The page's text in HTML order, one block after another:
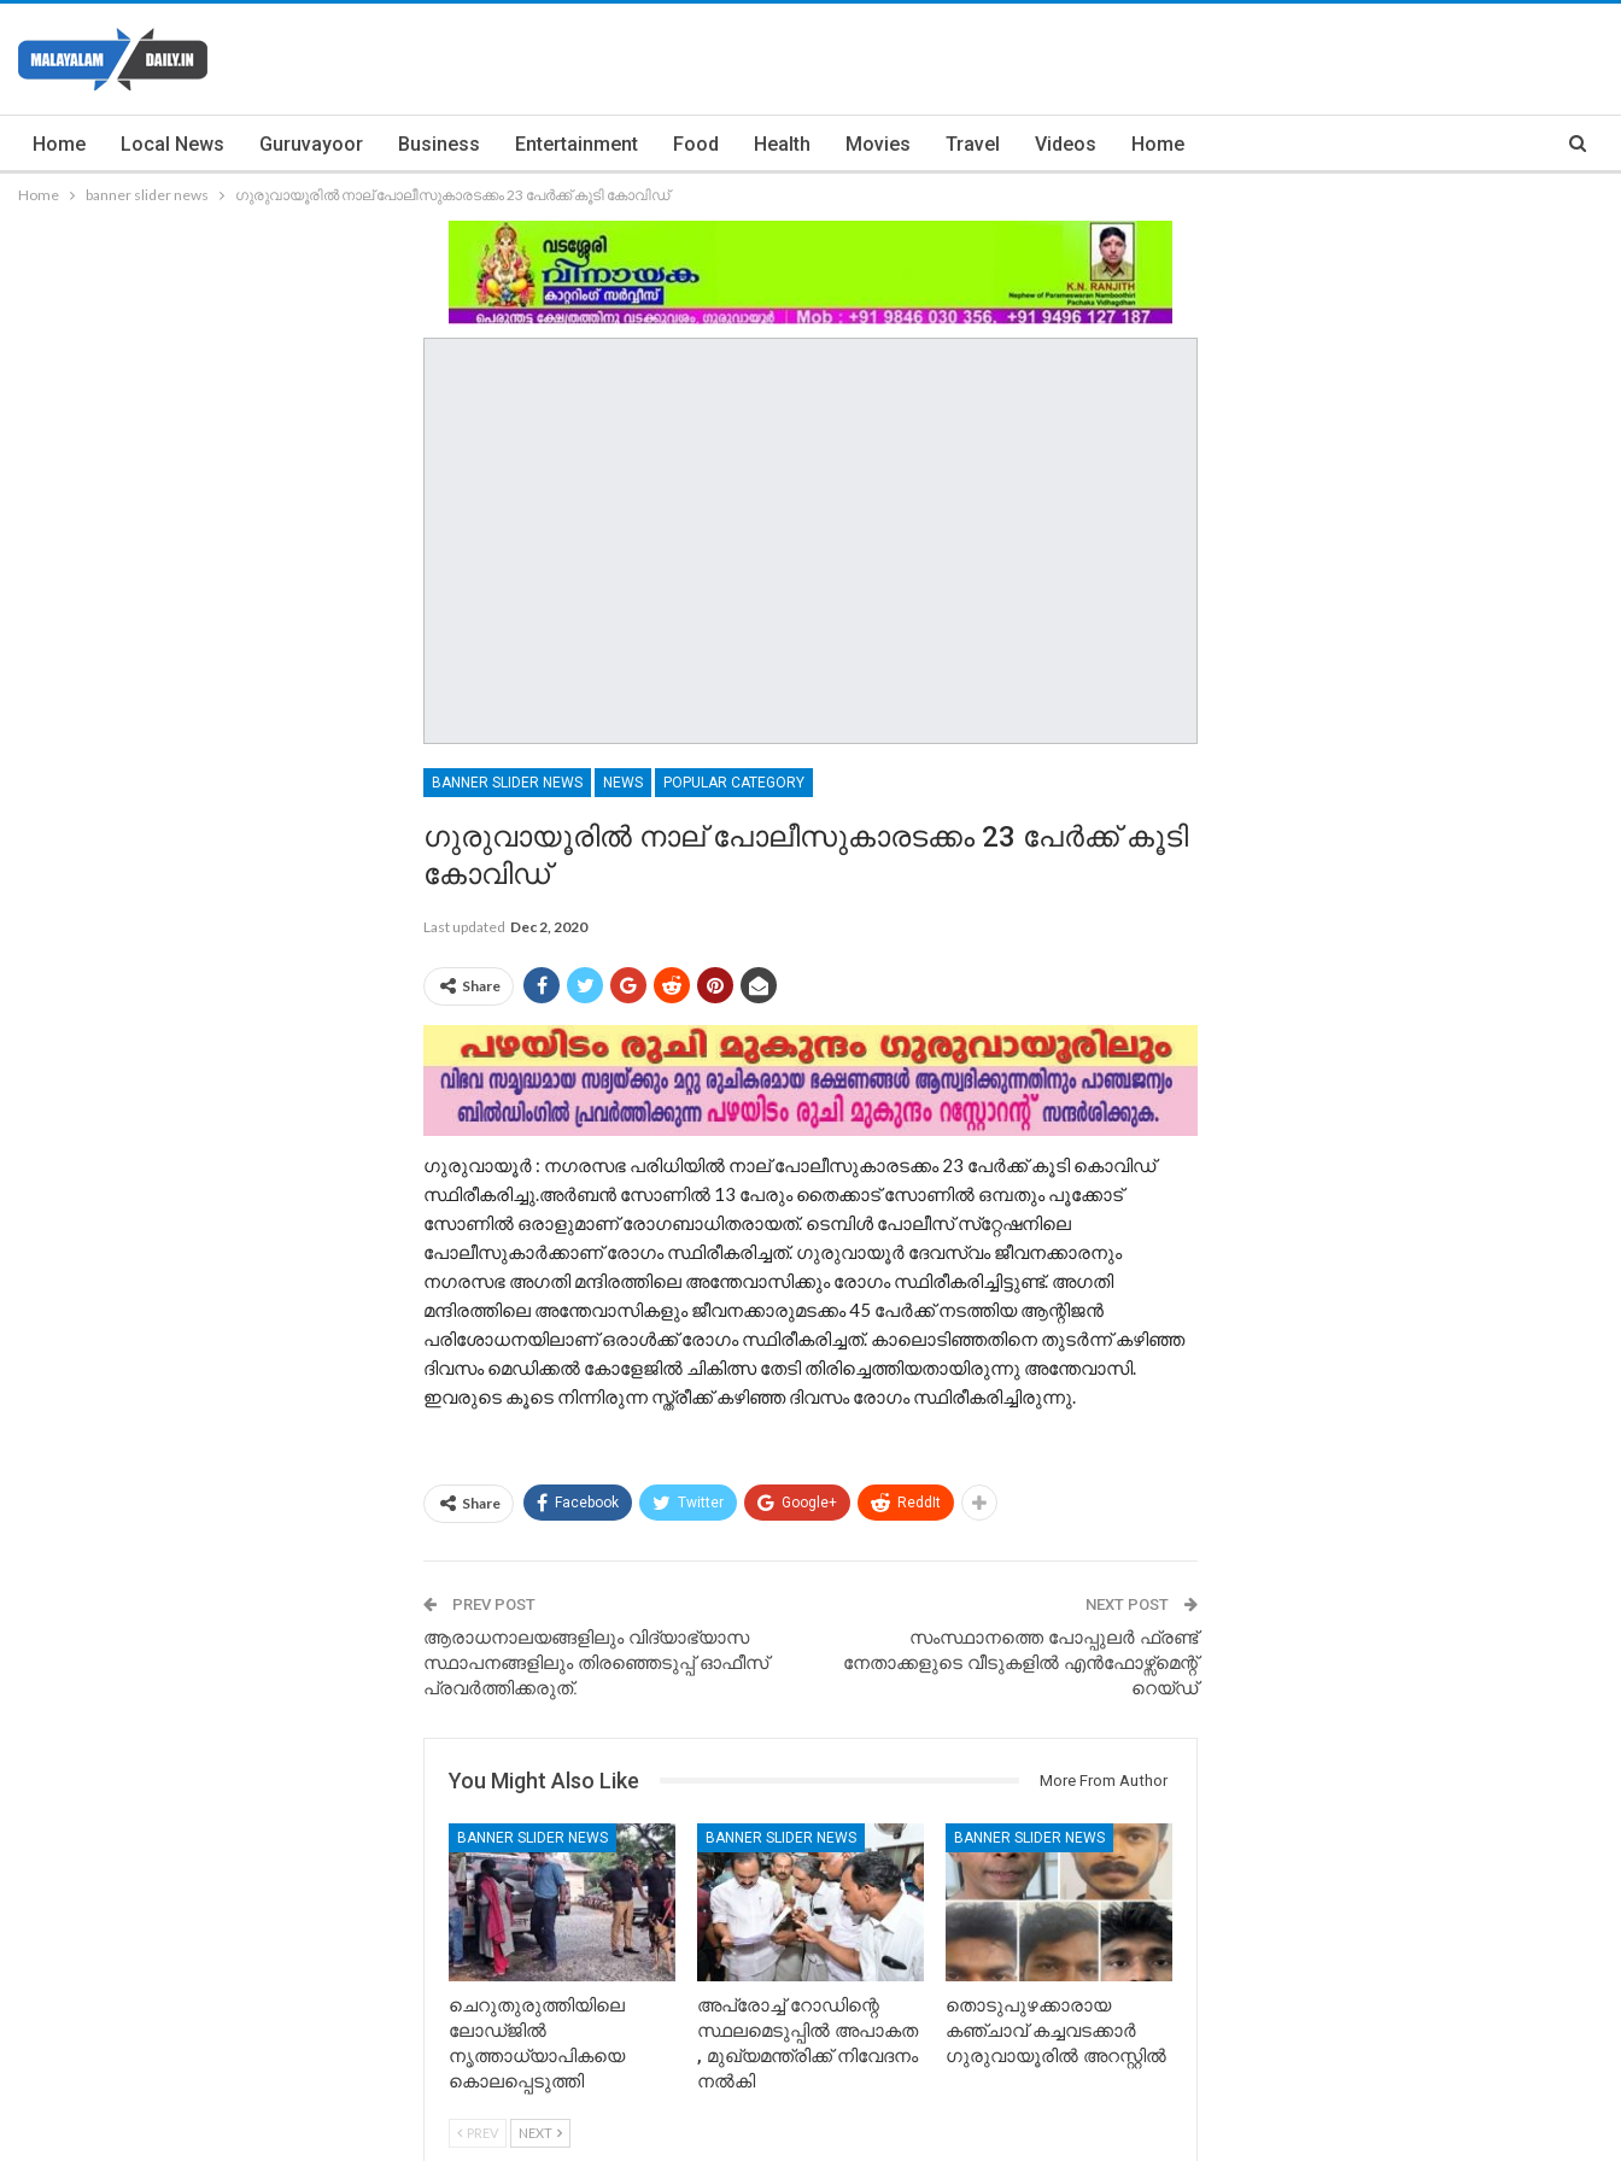
Home Local News Guruvayoor Business Entertainment Food Health Movies Travel Videos Home
Home banner slider news ഗുരുവായൂരിൽ നാല് പോലീസുകാരടക്കം 23 പേർക്ക് കൂടി കോവിഡ്
BANNER SLIDER NEWS NEWS POPULAR CATEGORY
ഗുരുവായൂരിൽ നാല് പോലീസുകാരടക്കം 23 പേർക്ക് കൂടി
കോവിഡ്
Last updated Dec 2, 2020
Share
ഗുരുവായൂര്‍ : നഗരസഭ പരിധിയില്‍ നാല് പോലീസുകാരടക്കം 23 പേര്‍ക്ക് കൂടി കൊവിഡ്
സ്ഥിരീകരിച്ചു.അര്‍ബന്‍ സോണില്‍ 13 പേരും തൈക്കാട് സോണില്‍ ഒമ്പതും പൂക്കോട്
സോണില്‍ ഒരാളുമാണ് രോഗബാധിതരായത്. ടെമ്പിള്‍ പോലീസ് സ്‌റ്റേഷനിലെ
പോലീസുകാര്‍ക്കാണ് രോഗം സ്ഥിരീകരിച്ചത്. ഗുരുവായൂര്‍ ദേവസ്വം ജീവനക്കാരനും
നഗരസഭ അഗതി മന്ദിരത്തിലെ അന്തേവാസിക്കും രോഗം സ്ഥിരീകരിച്ചിട്ടുണ്ട്. അഗതി
മന്ദിരത്തിലെ അന്തേവാസികളും ജീവനക്കാരുമടക്കം 45 പേര്‍ക്ക് നടത്തിയ ആന്റിജന്‍
പരിശോധനയിലാണ് ഒരാള്‍ക്ക് രോഗം സ്ഥിരീകരിച്ചത്. കാലൊടിഞ്ഞതിനെ തുടര്‍ന്ന് കഴിഞ്ഞ
ദിവസം മെഡിക്കല്‍ കോളേജില്‍ ചികിത്സ തേടി തിരിച്ചെത്തിയതായിരുന്നു അന്തേവാസി.
ഇവരുടെ കൂടെ നിന്നിരുന്ന സ്ത്രീക്ക് കഴിഞ്ഞ ദിവസം രോഗം സ്ഥിരീകരിച്ചിരുന്നു.
Share Facebook Twitter Google+ ReddIt
PREV POST
ആരാധനാലയങ്ങളിലും വിദ്യാഭ്യാസ
സ്ഥാപനങ്ങളിലും തിരഞ്ഞെടുപ്പ് ഓഫീസ്
പ്രവർത്തിക്കരുത്.
NEXT POST
സംസ്ഥാനത്തെ പോപ്പുലർ ഫ്രണ്ട്
നേതാക്കളുടെ വീടുകളിൽ എൻഫോഴ്സ്മെന്റ്
റെയ്ഡ്
You Might Also Like More From Author
BANNER SLIDER NEWS
ചെറുതുരുത്തിയിലെ
ലോഡ്ജിൽ
നൃത്താധ്യാപികയെ
കൊലപ്പെടുത്തി
BANNER SLIDER NEWS
അപ്രോച്ച് റോഡിന്റെ
സ്ഥലമെടുപ്പിൽ അപാകത
, മുഖ്യമന്ത്രിക്ക് നിവേദനം
നൽകി
BANNER SLIDER NEWS
തൊടുപുഴക്കാരായ
കഞ്ചാവ് കച്ചവടക്കാർ
ഗുരുവായൂരിൽ അറസ്റ്റിൽ
PREV NEXT